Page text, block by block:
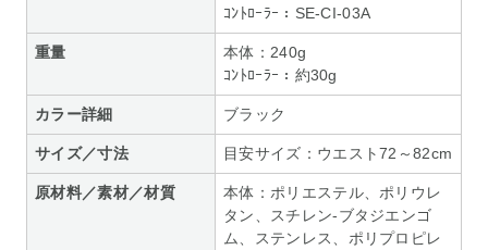
ｺﾝﾄﾛｰﾗｰ：SE-CI-03A
重量
本体：240g
ｺﾝﾄﾛｰﾗｰ：約30g
カラー詳細 ブラック
サイズ／寸法 目安サイズ：ウエスト72～82cm
原材料／素材／材質
本体：ポリエステル、ポリウレ
タン、スチレン-ブタジエンゴ
ム、ステンレス、ポリプロピレ